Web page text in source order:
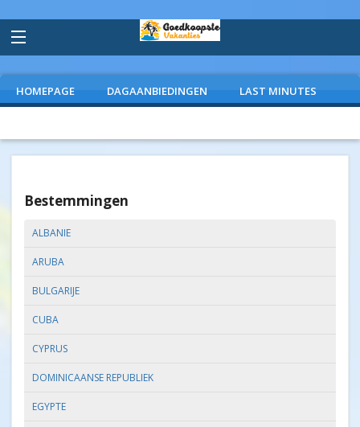
HOMEPAGE DAGAANBIEDINGEN LAST MINUTES
Bestemmingen
ALBANIE
ARUBA
BULGARIJE
CUBA
CYPRUS
DOMINICAANSE REPUBLIEK
EGYPTE